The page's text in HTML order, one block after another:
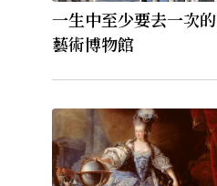
一生中至少要去一次的
藝術博物館